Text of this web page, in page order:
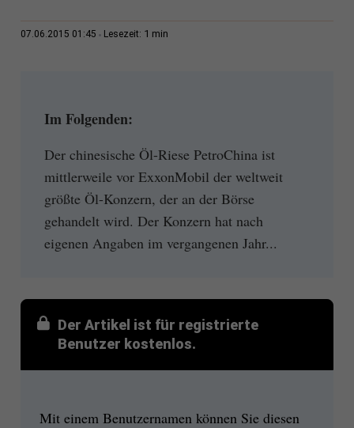
07.06.2015 01:45 Lesezeit: 1 min
Im Folgenden:
Der chinesische Öl-Riese PetroChina ist
mittlerweile vor ExxonMobil der weltweit
größte Öl-Konzern, der an der Börse
gehandelt wird. Der Konzern hat nach
eigenen Angaben im vergangenen Jahr...
Der Artikel ist für registrierte
Benutzer kostenlos.
Mit einem Benutzernamen können Sie diesen